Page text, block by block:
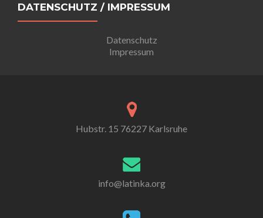
DATENSCHUTZ / IMPRESSUM
Datenschutz
Impressum
Hubstr. 15 76227 Karlsruhe
info@latinka.org